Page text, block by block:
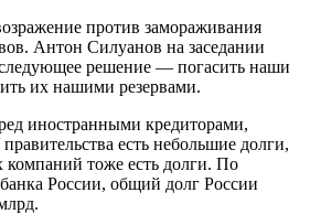
против замораживания
Антон Силуанов на заседании
решение — погасить наши
их нашими резервами.
иностранными кредиторами,
есть небольшие долги,
тоже есть долги. По
России, общий долг России